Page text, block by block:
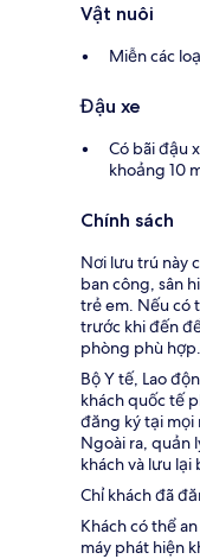
Vật nuôi
Miễn các
Đậu xe
Có bãi đậu
khoảng 10
Chính sách
Nơi lưu trú này
ban công, sân
trẻ em. Nếu có
trước khi đến
phòng phù hợp.
Bộ Y tế, Lao
khách quốc tế
đăng ký tại mọi
Ngoài ra, quản
khách và lưu lại
Chỉ khách đã
Khách có thể
máy phát hiện